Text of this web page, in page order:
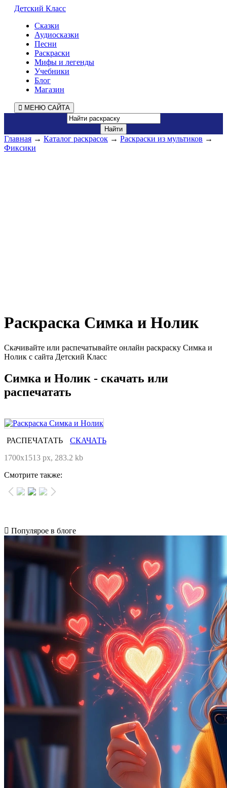
Детский Класс
Сказки
Аудиосказки
Песни
Раскраски
Мифы и легенды
Учебники
Блог
Магазин
МЕНЮ САЙТА
Главная → Каталог раскрасок → Раскраски из мультиков →
Фиксики
Раскраска Симка и Нолик
Скачивайте или распечатывайте онлайн раскраску Симка и
Нолик с сайта Детский Класс
Симка и Нолик - скачать или
распечатать
РАСПЕЧАТАТЬ
СКАЧАТЬ
1700x1513 px, 283.2 kb
Смотрите также:
Популярое в блоге